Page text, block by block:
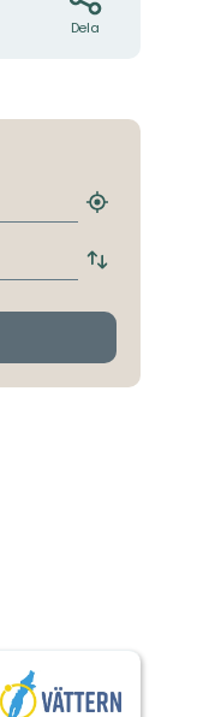
Dela
Hitta
hållplats
Byt
och